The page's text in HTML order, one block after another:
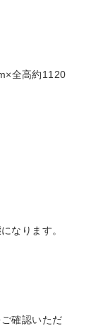
全高約1120
なります。
確認いただ